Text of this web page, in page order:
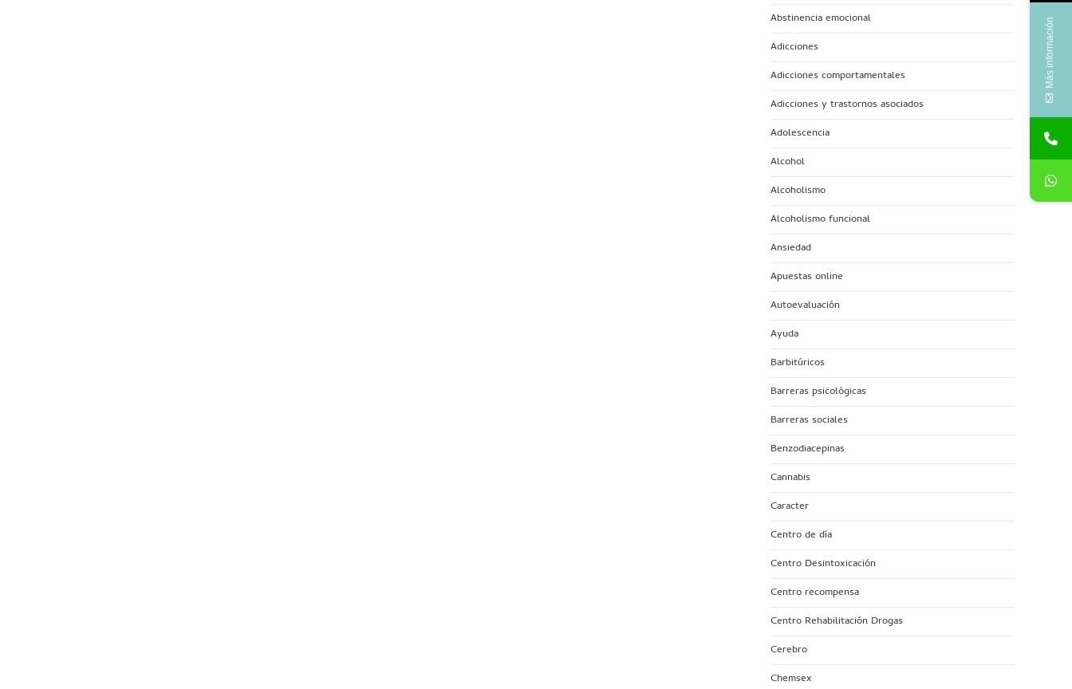
Abstinencia emocional
Adicciones
Adicciones comportamentales
Adicciones y trastornos asociados
Adolescencia
Alcohol
Alcoholismo
Alcoholismo funcional
Ansiedad
Apuestas online
Autoevaluación
Ayuda
Barbitúricos
Barreras psicológicas
Barreras sociales
Benzodiacepinas
Cannabis
Caracter
Centro de día
Centro Desintoxicación
Centro recompensa
Centro Rehabilitación Drogas
Cerebro
Chemsex
Más información